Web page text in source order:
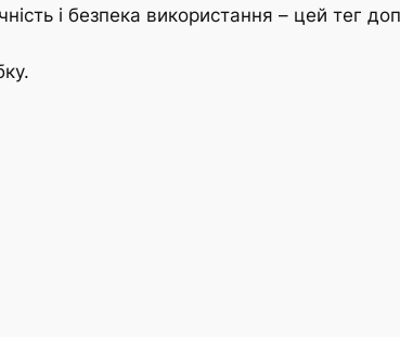
і безпека використання – цей тег